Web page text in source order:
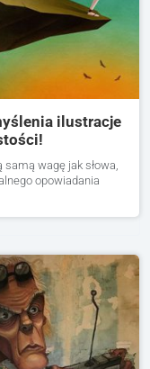
ilustracje
wagę jak słowa,
opowiadania